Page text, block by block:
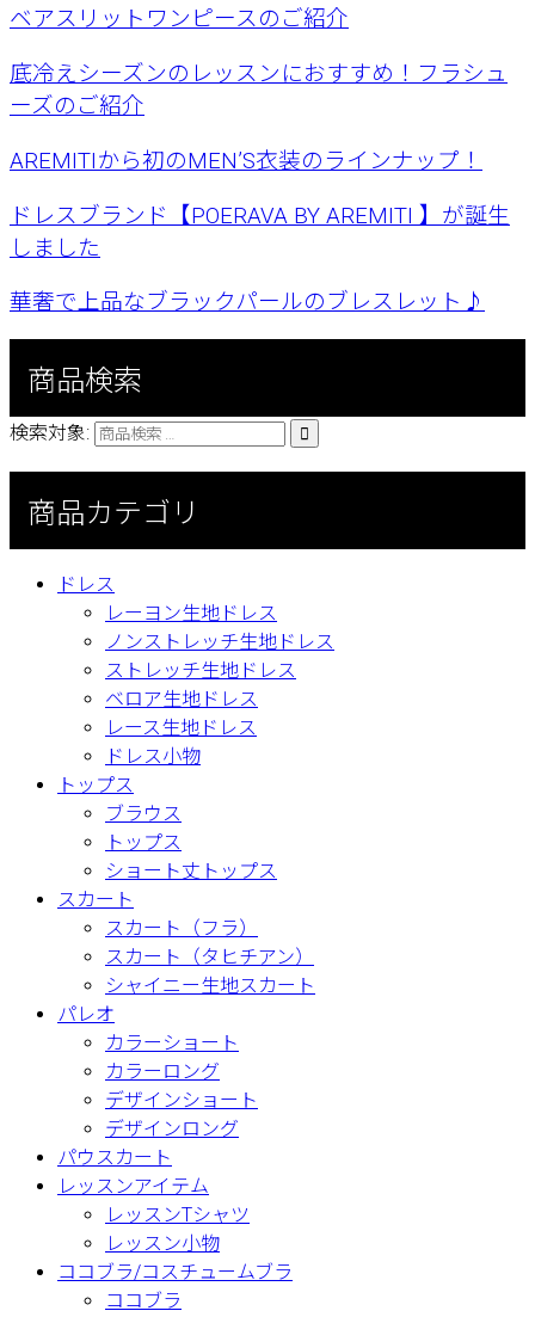
ベアスリットワンピースのご紹介
底冷えシーズンのレッスンにおすすめ！フラシュ
ーズのご紹介
AREMITIから初のMEN’S衣装のラインナップ！
ドレスブランド【POERAVA BY AREMITI 】が誕生
しました
華奢で上品なブラックパールのブレスレット♪
商品検索
検索対象: 
商品カテゴリ
ドレス
レーヨン生地ドレス
ノンストレッチ生地ドレス
ストレッチ生地ドレス
ベロア生地ドレス
レース生地ドレス
ドレス小物
トップス
ブラウス
トップス
ショート丈トップス
スカート
スカート（フラ）
スカート（タヒチアン）
シャイニー生地スカート
パレオ
カラーショート
カラーロング
デザインショート
デザインロング
パウスカート
レッスンアイテム
レッスンTシャツ
レッスン小物
ココブラ/コスチュームブラ
ココブラ